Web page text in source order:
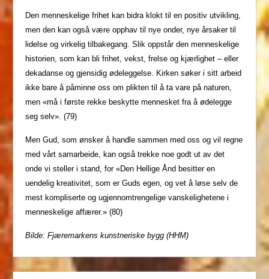
Den menneskelige frihet kan bidra klokt til en positiv utvikling,
men den kan også være opphav til nye onder, nye årsaker til
lidelse og virkelig tilbakegang. Slik oppstår den menneskelige
historien, som kan bli frihet, vekst, frelse og kjærlighet – eller
dekadanse og gjensidig ødeleggelse. Kirken søker i sitt arbeid
ikke bare å påminne oss om plikten til å ta vare på naturen,
men «må i første rekke beskytte mennesket fra å ødelegge
seg selv». (79)
Men Gud, som ønsker å handle sammen med oss og vil regne
med vårt samarbeide, kan også trekke noe godt ut av det
onde vi steller i stand, for «Den Hellige Ånd besitter en
uendelig kreativitet, som er Guds egen, og vet å løse selv de
mest kompliserte og ugjennomtrengelige vanskelighetene i
menneskelige affærer.» (80)
Bilde: Fjæremarkens kunstneriske bygg (HHM)